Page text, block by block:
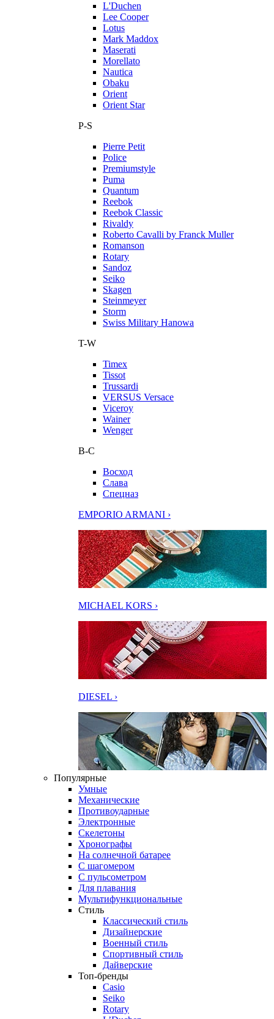
L'Duchen
Lee Cooper
Lotus
Mark Maddox
Maserati
Morellato
Nautica
Obaku
Orient
Orient Star
P-S
Pierre Petit
Police
Premiumstyle
Puma
Quantum
Reebok
Reebok Classic
Rivaldy
Roberto Cavalli by Franck Muller
Romanson
Rotary
Sandoz
Seiko
Skagen
Steinmeyer
Storm
Swiss Military Hanowa
T-W
Timex
Tissot
Trussardi
VERSUS Versace
Viceroy
Wainer
Wenger
В-С
Восход
Слава
Спецназ
EMPORIO ARMANI ›
MICHAEL KORS ›
DIESEL ›
Популярные
Умные
Механические
Противоударные
Электронные
Скелетоны
Хронографы
На солнечной батарее
С шагомером
С пульсометром
Для плавания
Мультифункциональные
Стиль
Классический стиль
Дизайнерские
Военный стиль
Спортивный стиль
Дайверские
Топ-бренды
Casio
Seiko
Rotary